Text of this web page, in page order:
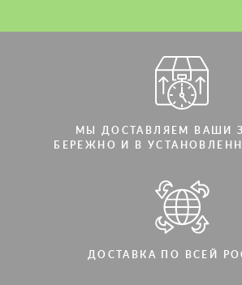
МЫ ДОСТАВЛЯЕМ ВАШИ
БЕРЕЖНО И В
ДОСТАВКА ПО ВСЕЙ